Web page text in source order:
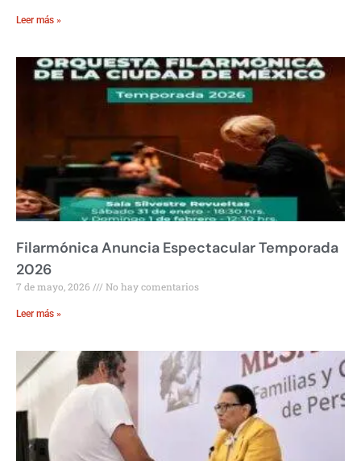
Leer más »
Filarmónica Anuncia Espectacular Temporada
2026
7 de mayo, 2026 No hay comentarios
Leer más »